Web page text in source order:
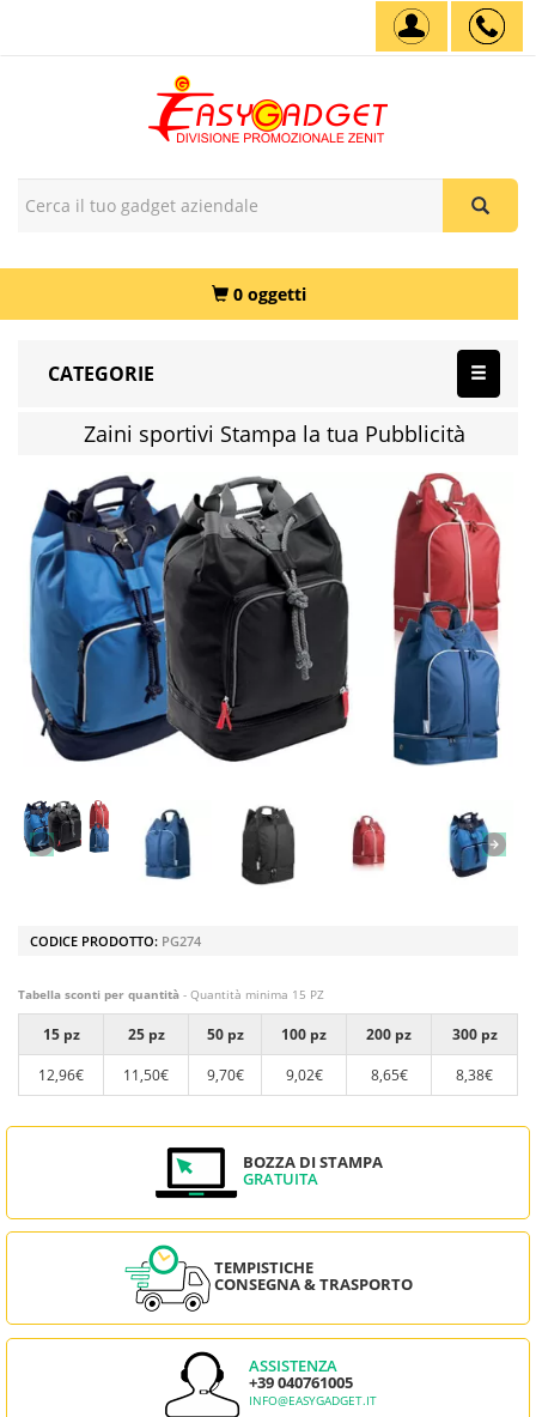
0 oggetti
CATEGORIE
Zaini sportivi Stampa la tua Pubblicità
CODICE PRODOTTO: PG274
Tabella sconti per quantità - Quantità minima 15 PZ
15 pz 25 pz 50 pz 100 pz 200 pz
300 pz
12,96€
11,50€ 9,70€ 9,02€ 8,65€ 8,38€
BOZZA DI STAMPA
GRATUITA
TEMPISTICHE
CONSEGNA & TRASPORTO
ASSISTENZA
+39 040761005
INFO@EASYGADGET.IT